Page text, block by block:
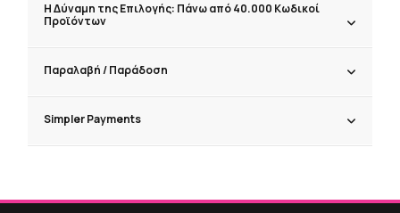
Η Δύναμη της Επιλογής: Πάνω από 40.000 Κωδικοί
Προϊόντων
Παραλαβή / Παράδoση
Simpler Payments